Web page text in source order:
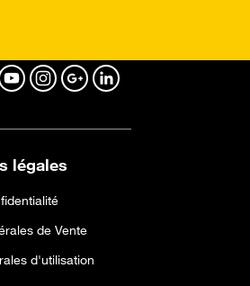
légales
de Vente
d'utilisation